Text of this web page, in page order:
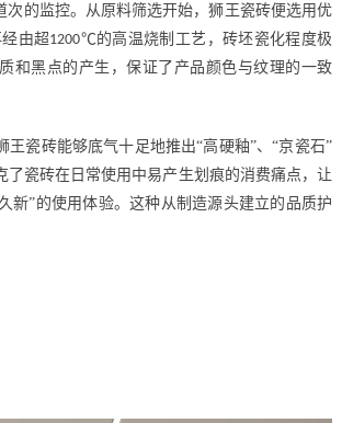
的监控。从原料筛选开始，狮王瓷砖便选用优
由超1200℃的高温烧制工艺，砖坯瓷化程度极
和黑点的产生，保证了产品颜色与纹理的一致
瓷砖能够底气十足地推出“高硬釉”、“京瓷石”
了瓷砖在日常使用中易产生划痕的消费痛点，让
新”的使用体验。这种从制造源头建立的品质护